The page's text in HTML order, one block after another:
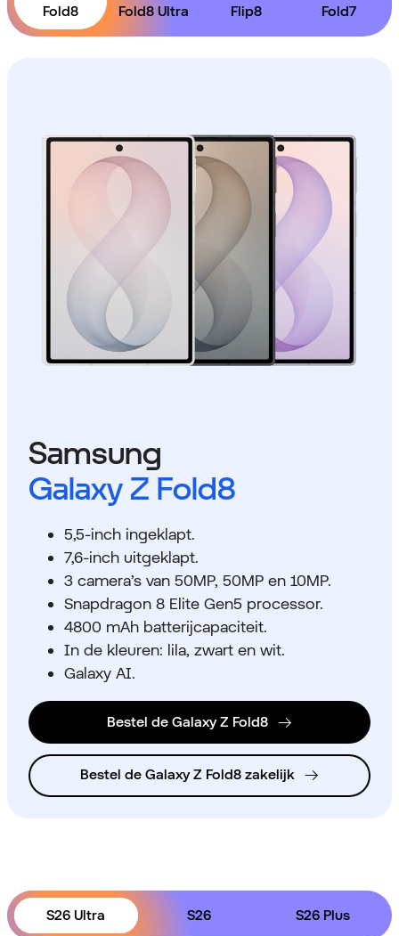
Fold8
Fold8 Ultra
Flip8
Fold7
Samsung
Galaxy Z Fold8
5,5-inch ingeklapt.
7,6-inch uitgeklapt.
3 camera’s van 50MP, 50MP en 10MP.
Snapdragon 8 Elite Gen5 processor.
4800 mAh batterijcapaciteit.
In de kleuren: lila, zwart en wit.
Galaxy AI.
Bestel de Galaxy Z Fold8
Bestel de Galaxy Z Fold8 zakelijk
S26 Ultra S26 S26 Plus